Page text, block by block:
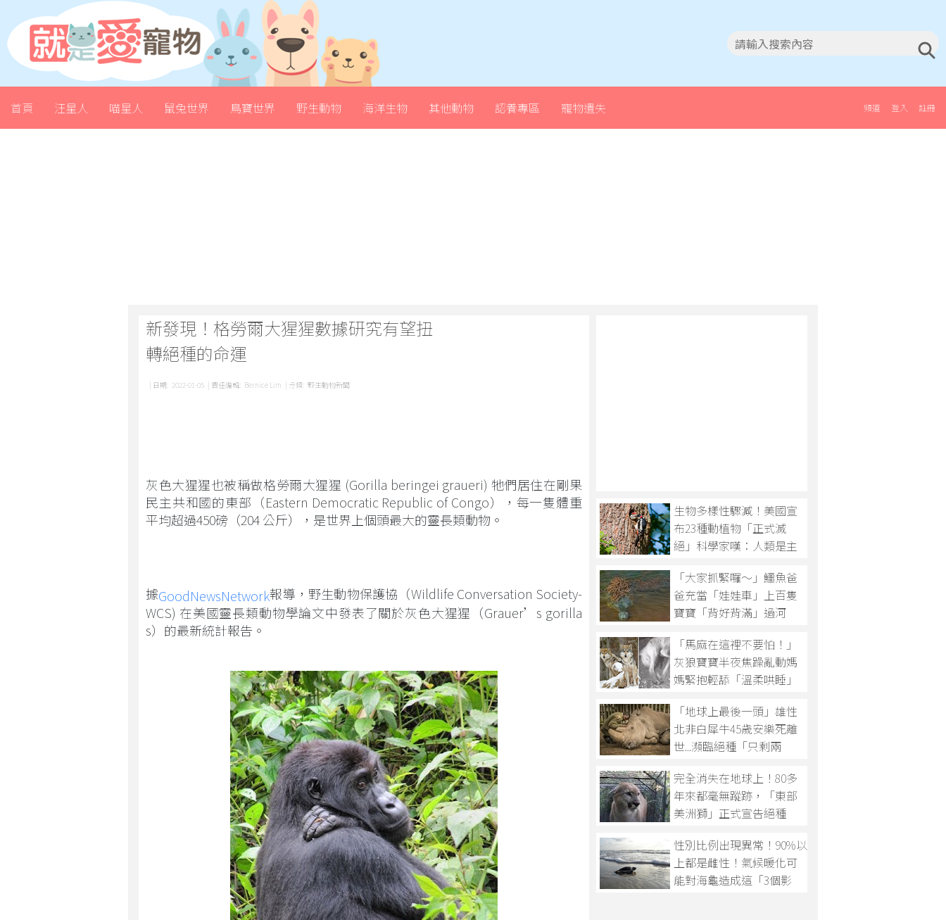
首頁 汪星人 喵星人 鼠兔世界 鳥寶世界 野生動物 海洋生物 其他動物 認養專區 寵物遺失 註冊
登入
頻道
新發現！格勞爾大猩猩數據研究有望扭
轉絕種的命運
| 日期: 2022-01-05 | 責任編輯: Bernice Lim | 分類: 野生動物新聞
灰色大猩猩也被稱做格勞爾大猩猩 (Gorilla beringei graueri) 牠們居住在剛果
民主共和國的東部（Eastern Democratic Republic of Congo），每一隻體重
平均超過450磅（204 公斤），是世界上個頭最大的靈長類動物。
據GoodNewsNetwork報導，野生動物保護協（Wildlife Conversation Society-
WCS) 在美國靈長類動物學論文中發表了關於灰色大猩猩（Grauer’s gorilla
s）的最新統計報告。
生物多樣性驟減！美國宣
布23種動植物「正式滅
絕」科學家嘆：人類是主
「大家抓緊囉～」鱷魚爸
爸充當「娃娃車」上百隻
寶寶「背好背滿」過河
「馬麻在這裡不要怕！」
灰狼寶寶半夜焦躁亂動媽
媽緊抱輕舔「溫柔哄睡」
「地球上最後一頭」雄性
北非白犀牛45歲安樂死離
世...瀕臨絕種「只剩兩
完全消失在地球上！80多
年來都毫無蹤跡，「東部
美洲獅」正式宣告絕種
性別比例出現異常！90%以
上都是雌性！氣候暖化可
能對海龜造成這「3個影